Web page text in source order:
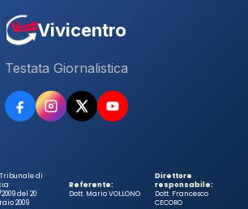
Vivicentro
Testata Giornalistica
Tribunale di
del 20
2009
Referente:
Dott. Mario VOLLONO
Direttore
responsabile:
Dott. Francesco
CECORO